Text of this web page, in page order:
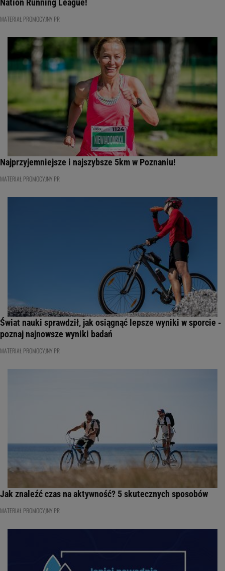
MATERIAŁ PROMOCYJNY PR
Najprzyjemniejsze i najszybsze 5km w Poznaniu!
MATERIAŁ PROMOCYJNY PR
Świat nauki sprawdził, jak osiągnąć lepsze wyniki w sporcie -
poznaj najnowsze wyniki badań
MATERIAŁ PROMOCYJNY PR
Jak znaleźć czas na aktywność? 5 skutecznych sposobów
MATERIAŁ PROMOCYJNY PR